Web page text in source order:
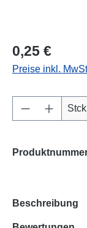
0,25 €
Preise inkl.
Produkt Stck
Beschreibung